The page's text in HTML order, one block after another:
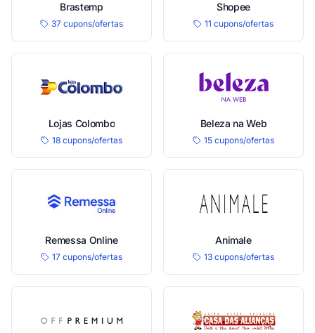
Brastemp
37 cupons/ofertas
Shopee
11 cupons/ofertas
Lojas Colombo
18 cupons/ofertas
Beleza na Web
15 cupons/ofertas
Remessa Online
17 cupons/ofertas
Animale
13 cupons/ofertas